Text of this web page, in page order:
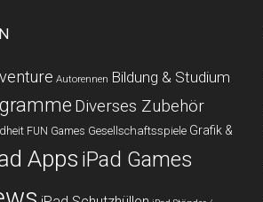
Autorennen Bildung & Studium
Diverses Zubehör
FUN Games Gesellschaftsspiele Grafik &
Apps iPad Games